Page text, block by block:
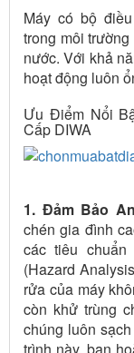
Máy có bộ
trong môi
nước. Với khả
hoạt động luôn
Ưu Điểm Nổi
Cấp DIWA
1. Đảm Bảo
chén gia đình
các tiêu
(Hazard
rửa của máy
còn khử trùng
chúng luôn
trình này, bạn